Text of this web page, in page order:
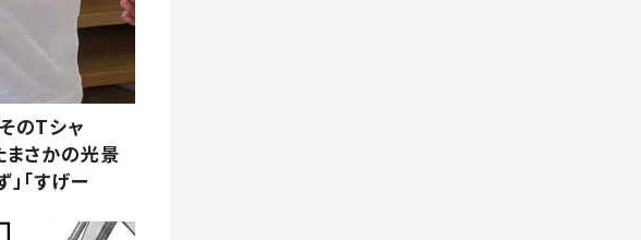
のTシャ
まさかの光景
「すげー